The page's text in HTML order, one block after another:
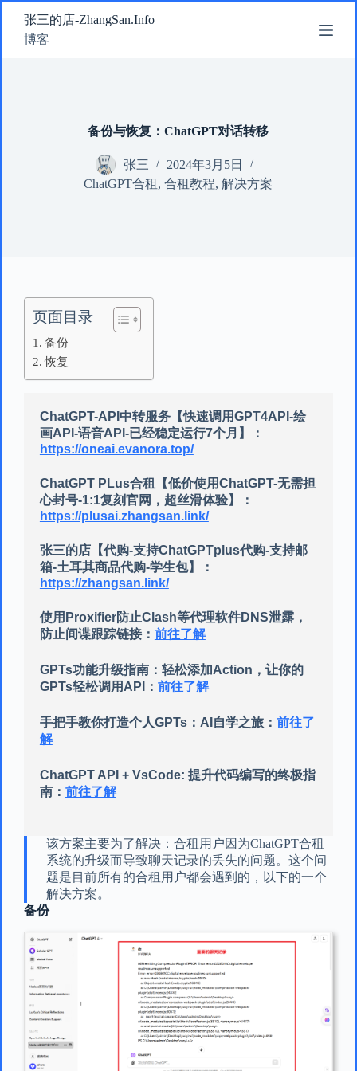
跳
过
内
张三的店-ZhangSan.Info
博客
备份与恢复：ChatGPT对话转移
张三
2024年3月5日
ChatGPT合租 ,合租教程,解决方案
页面目录
备份
恢复
ChatGPT-API中转服务【快速调用GPT4API-绘
画API-语音API-已经稳定运行7个月】：
https://oneai.evanora.top/
ChatGPT PLus合租【低价使用ChatGPT-无需担
心封号-1:1复刻官网，超丝滑体验】：
https://plusai.zhangsan.link/
张三的店【代购-支持ChatGPTplus代购-支持邮
箱-土耳其商品代购-学生包】：
https://zhangsan.link/
使用Proxifier防止Clash等代理软件DNS泄露，
防止间谍跟踪链接： 前往了解
GPTs功能升级指南：轻松添加Action，让你的
GPTs轻松调用API： 前往了解
手把手教你打造个人GPTs：AI自学之旅： 前往了
解
ChatGPT API + VsCode: 提升代码编写的终极指
南： 前往了解
该方案主要为了解决：合租用户因为ChatGPT合租
系统的升级而导致聊天记录的丢失的问题。这个问
题是目前所有的合租用户都会遇到的，以下的一个
解决方案。
备份